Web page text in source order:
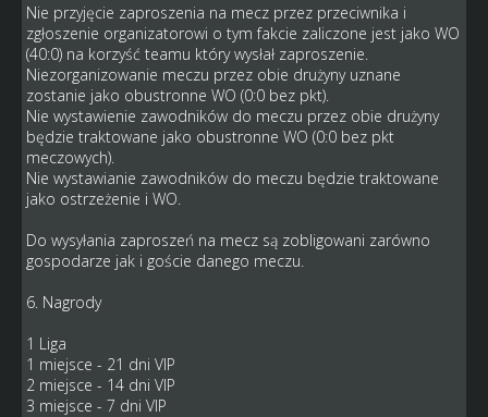
Nie przyjęcie zaproszenia na mecz przez przeciwnika i
zgłoszenie organizatorowi o tym fakcie zaliczone jest jako WO
(40:0) na korzyść teamu który wysłał zaproszenie.
Niezorganizowanie meczu przez obie drużyny uznane
zostanie jako obustronne WO (0:0 bez pkt).
Nie wystawienie zawodników do meczu przez obie drużyny
będzie traktowane jako obustronne WO (0:0 bez pkt
meczowych).
Nie wystawianie zawodników do meczu będzie traktowane
jako ostrzeżenie i WO.
Do wysyłania zaproszeń na mecz są zobligowani zarówno
gospodarze jak i goście danego meczu.
6. Nagrody
1 Liga
1 miejsce - 21 dni VIP
2 miejsce - 14 dni VIP
3 miejsce - 7 dni VIP